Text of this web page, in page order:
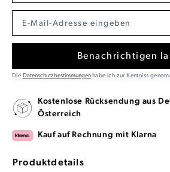
Benachrichtigen
Die Datenschutzbestimmungenhabe ich zur Kentniss
Kostenlose Rücksendung aus
Österreich
Kauf auf Rechnung mit Klarna
Produktdetails